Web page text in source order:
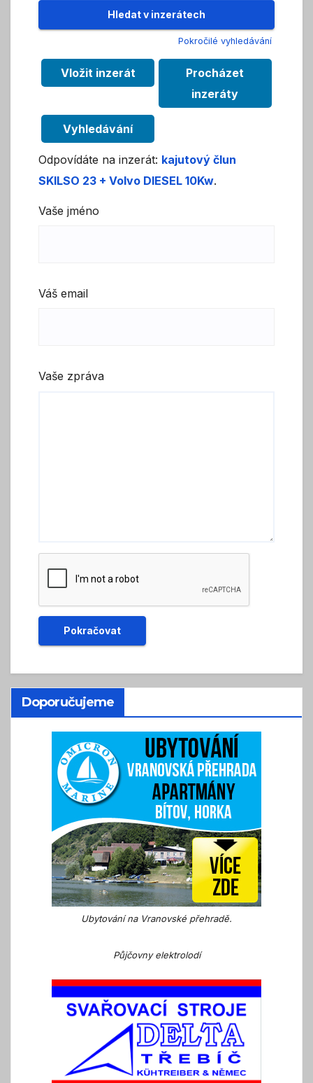
Pokročilé vyhledávání
Vložit inzerát
Procházet
inzeráty
Vyhledávání
Odpovídáte na inzerát: kajutový člun
SKILSO 23 + Volvo DIESEL 10Kw.
Vaše jméno
Váš email
Vaše zpráva
Doporučujeme
Ubytování na Vranovské přehradě.
Půjčovny elektrolodí